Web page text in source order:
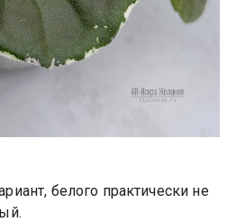
белого практически не